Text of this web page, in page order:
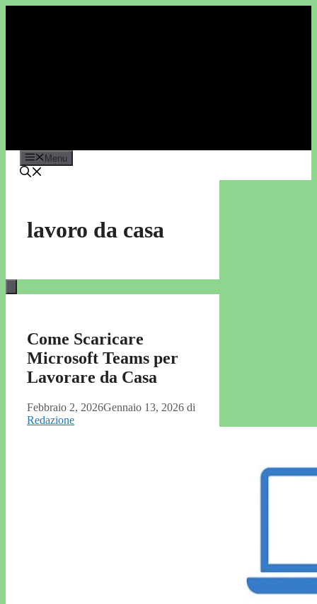
Menu
lavoro da casa
Come Scaricare
Microsoft Teams per
Lavorare da Casa
Febbraio 2, 2026Gennaio 13, 2026 di
Redazione